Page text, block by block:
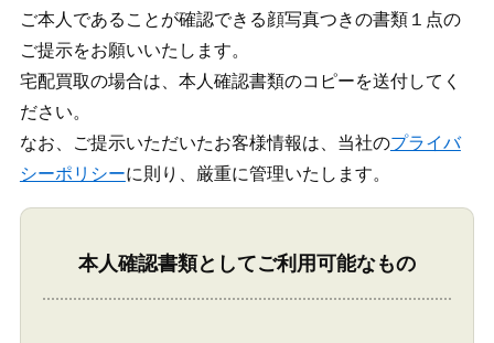
ご本人であることが確認できる顔写真つきの書類１点の
ご提示をお願いいたします。
宅配買取の場合は、本人確認書類のコピーを送付してく
ださい。
なお、ご提示いただいたお客様情報は、当社のプライバ
シーポリシーに則り、厳重に管理いたします。
本人確認書類としてご利用可能なもの